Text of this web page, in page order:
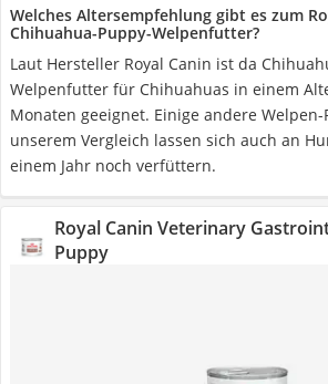
Welches Altersempfehlung gibt es zum
Chihuahua-Puppy-Welpenfutter?
Laut Hersteller Royal Canin ist da
Welpenfutter für Chihuahuas in einem
Monaten geeignet. Einige andere Welpen-
unserem Vergleich lassen sich auch an
einem Jahr noch verfüttern.
Royal Canin Veterinary
Puppy